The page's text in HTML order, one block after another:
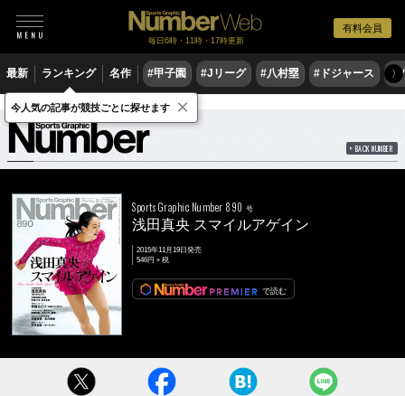
有料会員
毎日6時・11時・17時更新
最新 ランキング 名作 #甲子園 #Jリーグ #八村塁 #ドジャース #
〉
雑誌 Number 890号
BACK NUMBER
Sports Graphic Number 890 号
浅田真央 スマイルアゲイン
2015年11月19日発売
546円＋税
で読む
今人気の記事が競技ごとに探せます ×